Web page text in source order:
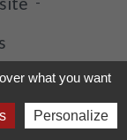
Communes
what you want
Personalize